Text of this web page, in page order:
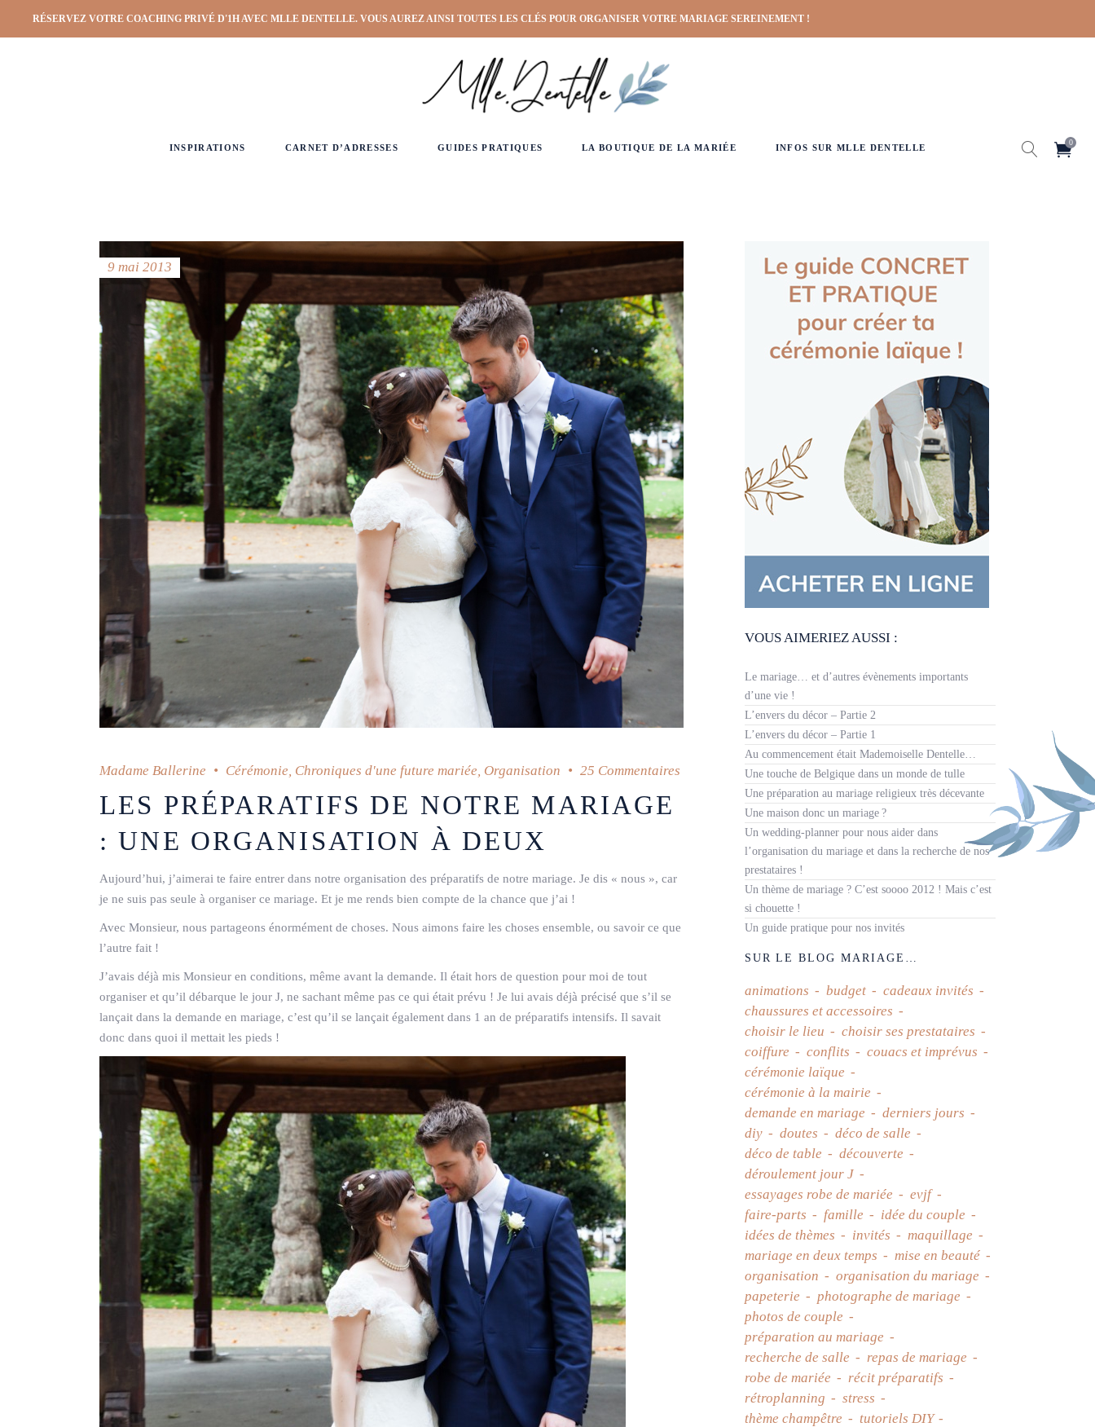
RÉSERVEZ VOTRE COACHING PRIVÉ D'1H AVEC MLLE DENTELLE. VOUS AUREZ AINSI TOUTES LES CLÉS POUR ORGANISER VOTRE MARIAGE SEREINEMENT !
INSPIRATIONS CARNET D’ADRESSES GUIDES PRATIQUES LA BOUTIQUE DE LA MARIÉE INFOS SUR MLLE DENTELLE
0
9 mai 2013
Madame Ballerine Cérémonie, Chroniques d'une future mariée, Organisation 25 Commentaires
LES PRÉPARATIFS DE NOTRE MARIAGE
: UNE ORGANISATION À DEUX
Aujourd’hui, j’aimerai te faire entrer dans notre organisation des préparatifs de notre mariage. Je dis « nous », car
je ne suis pas seule à organiser ce mariage. Et je me rends bien compte de la chance que j’ai !
Avec Monsieur, nous partageons énormément de choses. Nous aimons faire les choses ensemble, ou savoir ce que
l’autre fait !
J’avais déjà mis Monsieur en conditions, même avant la demande. Il était hors de question pour moi de tout
organiser et qu’il débarque le jour J, ne sachant même pas ce qui était prévu ! Je lui avais déjà précisé que s’il se
lançait dans la demande en mariage, c’est qu’il se lançait également dans 1 an de préparatifs intensifs. Il savait
donc dans quoi il mettait les pieds !
VOUS AIMERIEZ AUSSI :
Le mariage… et d’autres évènements importants
d’une vie !
L’envers du décor – Partie 2
L’envers du décor – Partie 1
Au commencement était Mademoiselle Dentelle…
Une touche de Belgique dans un monde de tulle
Une préparation au mariage religieux très décevante
Une maison donc un mariage ?
Un wedding-planner pour nous aider dans
l’organisation du mariage et dans la recherche de nos
prestataires !
Un thème de mariage ? C’est soooo 2012 ! Mais c’est
si chouette !
Un guide pratique pour nos invités
SUR LE BLOG MARIAGE…
animations budget
cadeaux invités
chaussures et accessoires
choisir le lieu
choisir ses prestataires
coiffure
conflits
couacs et imprévus
cérémonie laïque
cérémonie à la mairie
demande en mariage
derniers jours
diy
doutes
déco de salle
déco de table
découverte
déroulement jour J
essayages robe de mariée
evjf
faire-parts
famille
idée du couple
idées de thèmes
invités
maquillage
mariage en deux temps
mise en beauté
organisation
organisation du mariage
papeterie
photographe de mariage
photos de couple
préparation au mariage
recherche de salle
repas de mariage
robe de mariée
récit préparatifs
rétroplanning
stress
thème champêtre
tutoriels DIY